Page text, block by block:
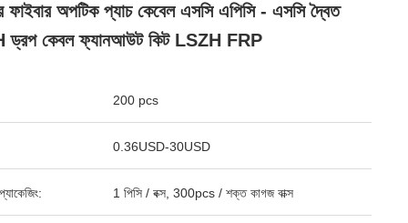
ফাইবার অপটিক প্যাচ কেবেল এসসি এপিসি - এসসি দ্বৈত
ড্রপ কেবল ফ্যানআউট কিট LSZH FRP
200 pcs
0.36USD-30USD
1 পিসি / বক্স, 300pcs / শক্ত কাগজ বাক্স